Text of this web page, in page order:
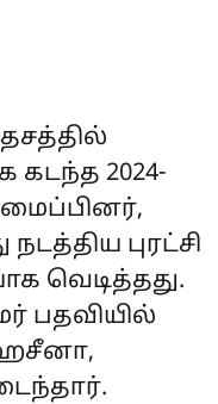
கடந்த 2024-
புரட்சி
வெடித்தது.
பதவியில்
ஹசீனா,